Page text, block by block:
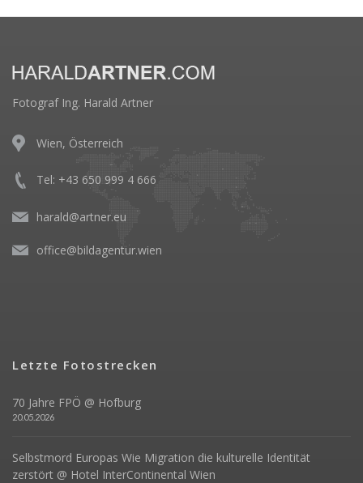
Fotograf Ing. Harald Artner
Wien, Österreich
Tel: +43 650 999 4 666
harald@artner.eu
office@bildagentur.wien
Letzte Fotostrecken
70 Jahre FPÖ @ Hofburg
20.05.2026
Selbstmord Europas Wie Migration die kulturelle Identität
zerstört @ Hotel InterContinental Wien